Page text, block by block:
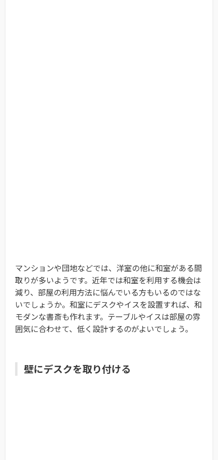
マンションや団地などでは、洋室の他に和室がある間
取りが多いようです。近年では和室を利用する機会は
減り、部屋の利用方法に悩んでいる方もいるのではな
いでしょうか。和室にデスクやイスを設置すれば、和
モダンな書斎も作れます。テーブルやイスは部屋の雰
囲気に合わせて、低く設計するのがよいでしょう。
壁にデスクを取り付ける